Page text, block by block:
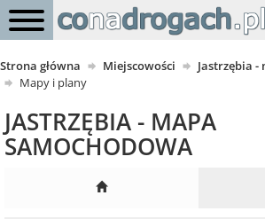
Strona główna Miejscowości
Jastrzębia -
Mapy i plany
JASTRZĘBIA - MAPA
SAMOCHODOWA